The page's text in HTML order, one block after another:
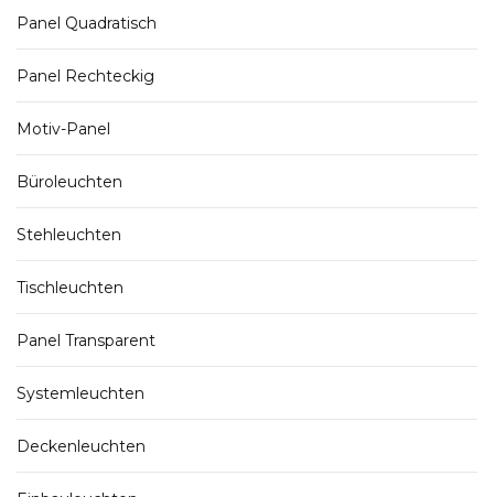
Panel Quadratisch
Panel Rechteckig
Motiv-Panel
Büroleuchten
Stehleuchten
Tischleuchten
Panel Transparent
Systemleuchten
Deckenleuchten